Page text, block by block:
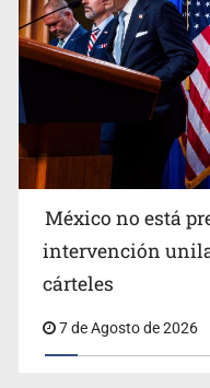
Procesan a el “R1”,
Michoacán
México no está
intervención
cárteles
7 de Agosto de 2026